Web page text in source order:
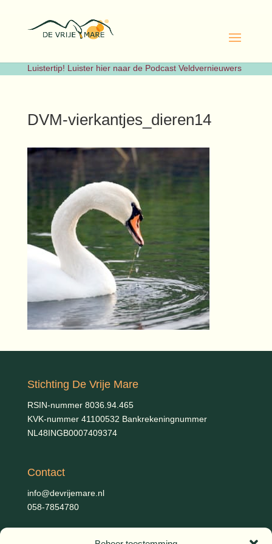
Luistertip! Luister hier naar de Podcast Veldvernieuwers
DVM-vierkantjes_dieren14
Stichting De Vrije Mare
RSIN-nummer 8036.94.465
KVK-nummer 41100532 Bankrekeningnummer
NL48INGB0007409374
Contact
info@devrijemare.nl
058-7854780